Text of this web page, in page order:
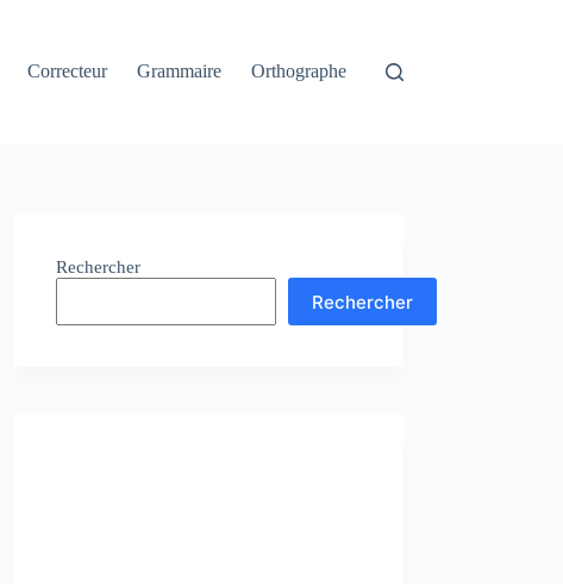
Correcteur Grammaire Orthographe
Rechercher
Rechercher